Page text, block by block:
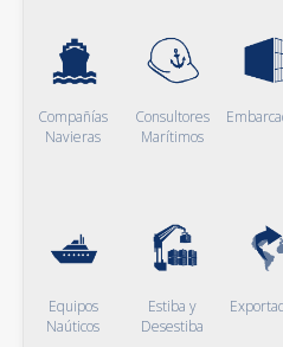
Compañías
Navieras
Consultores
Marítimos
Equipos
Naúticos
Estiba y
Desestiba